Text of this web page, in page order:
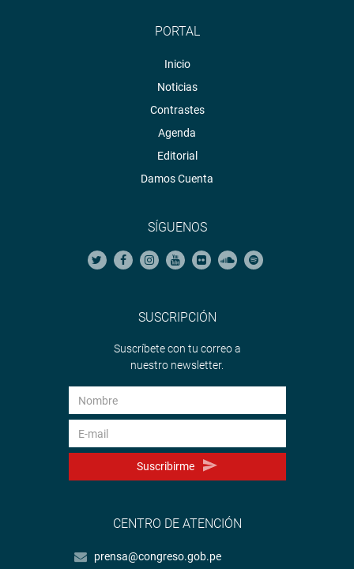
PORTAL
Inicio
Noticias
Contrastes
Agenda
Editorial
Damos Cuenta
SÍGUENOS
SUSCRIPCIÓN
Suscríbete con tu correo a
nuestro newsletter.
Suscribirme
CENTRO DE ATENCIÓN
prensa@congreso.gob.pe